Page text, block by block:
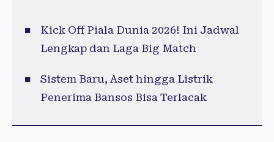
Kick Off Piala Dunia 2026! Ini Jadwal
Lengkap dan Laga Big Match
Sistem Baru, Aset hingga Listrik
Penerima Bansos Bisa Terlacak